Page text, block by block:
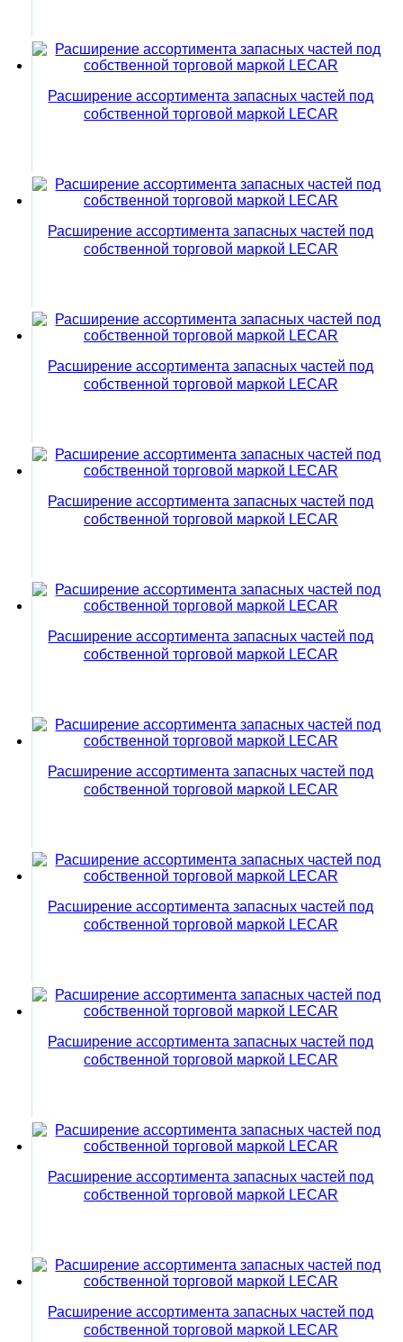
Расширение ассортимента запасных частей под
собственной торговой маркой LECAR
Расширение ассортимента запасных частей под
собственной торговой маркой LECAR
Расширение ассортимента запасных частей под
собственной торговой маркой LECAR
Расширение ассортимента запасных частей под
собственной торговой маркой LECAR
Расширение ассортимента запасных частей под
собственной торговой маркой LECAR
Расширение ассортимента запасных частей под
собственной торговой маркой LECAR
Расширение ассортимента запасных частей под
собственной торговой маркой LECAR
Расширение ассортимента запасных частей под
собственной торговой маркой LECAR
Расширение ассортимента запасных частей под
собственной торговой маркой LECAR
Расширение ассортимента запасных частей под
собственной торговой маркой LECAR